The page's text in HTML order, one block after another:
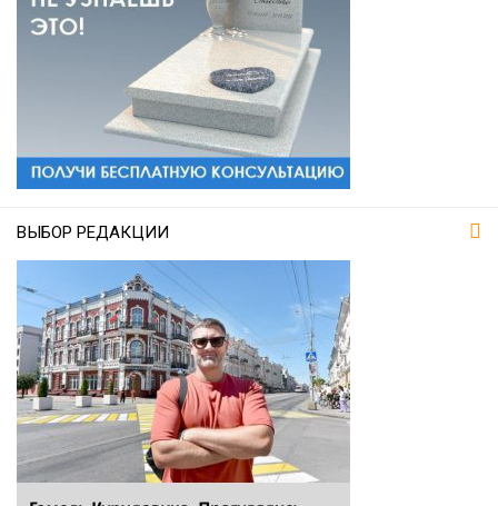
ВЫБОР РЕДАКЦИИ